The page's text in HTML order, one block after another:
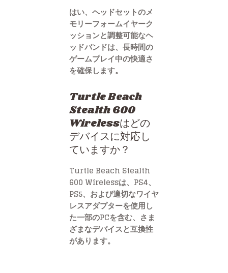
はい、ヘッドセットのメ
モリーフォームイヤーク
ッションと調整可能なヘ
ッドバンドは、長時間の
ゲームプレイ中の快適さ
を確保します。
Turtle Beach
Stealth 600
Wirelessはどの
デバイスに対応し
ていますか？
Turtle Beach Stealth
600 Wirelessは、PS4、
PS5、および適切なワイヤ
レスアダプターを使用し
た一部のPCを含む、さま
ざまなデバイスと互換性
があります。